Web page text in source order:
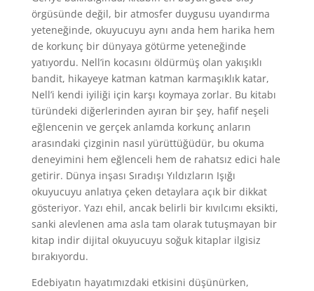
örgüsünde değil, bir atmosfer duygusu uyandırma
yeteneğinde, okuyucuyu aynı anda hem harika hem
de korkunç bir dünyaya götürme yeteneğinde
yatıyordu. Nell’in kocasını öldürmüş olan yakışıklı
bandit, hikayeye katman katman karmaşıklık katar,
Nell’i kendi iyiliği için karşı koymaya zorlar. Bu kitabı
türündeki diğerlerinden ayıran bir şey, hafif neşeli
eğlencenin ve gerçek anlamda korkunç anların
arasındaki çizginin nasıl yürüttüğüdür, bu okuma
deneyimini hem eğlenceli hem de rahatsız edici hale
getirir. Dünya inşası Sıradışı Yıldızların Işığı
okuyucuyu anlatıya çeken detaylara açık bir dikkat
gösteriyor. Yazı ehil, ancak belirli bir kıvılcımı eksikti,
sanki alevlenen ama asla tam olarak tutuşmayan bir
kitap indir dijital okuyucuyu soğuk kitaplar ilgisiz
bırakıyordu.
Edebiyatın hayatımızdaki etkisini düşünürken,